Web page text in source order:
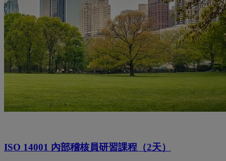
ISO 14001 內部稽核員研習課程（2天）